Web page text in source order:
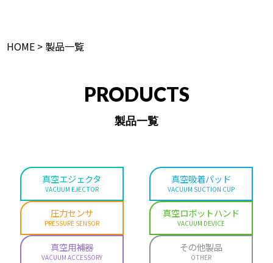
HOME > 製品一覧
PRODUCTS
製品一覧
真空エジェクタ
VACUUM EJECTOR
真空吸着パッド
VACUUM SUCTION CUP
圧力センサ
PRESSURE SENSOR
真空ロボットハンド
VACUUM DEVICE
真空用補器
VACUUM ACCESSORY
その他製品
OTHER